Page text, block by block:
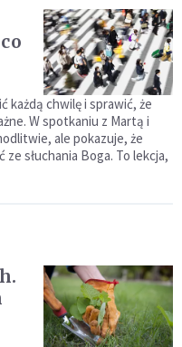
każdą chwilę i sprawić, że
W spotkaniu z Martą i
ale pokazuje, że
słuchania Boga. To lekcja,